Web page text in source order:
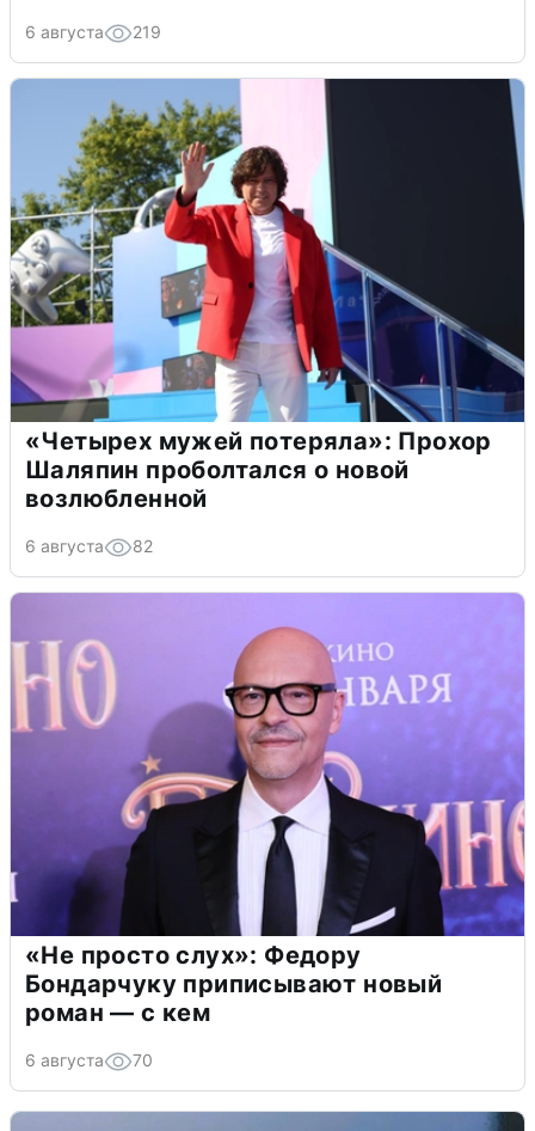
6 августа 219
«Четырех мужей потеряла»: Прохор
Шаляпин проболтался о новой
возлюбленной
6 августа 82
«Не просто слух»: Федору
Бондарчуку приписывают новый
роман — с кем
6 августа 70